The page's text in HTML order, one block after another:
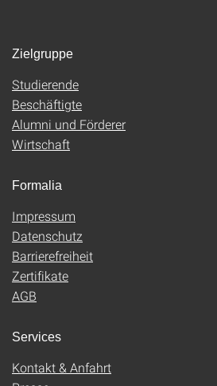
Zielgruppe
Studierende
Beschäftigte
Alumni und Förderer
Wirtschaft
Formalia
Impressum
Datenschutz
Barrierefreiheit
Zertifikate
AGB
Services
Kontakt & Anfahrt